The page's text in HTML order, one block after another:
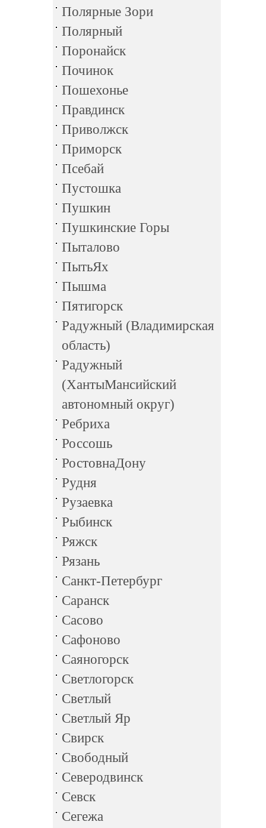
Полярные Зори
Полярный
Поронайск
Починок
Пошехонье
Правдинск
Приволжск
Приморск
Псебай
Пустошка
Пушкин
Пушкинские Горы
Пыталово
ПытьЯх
Пышма
Пятигорск
Радужный (Владимирская
область)
Радужный
(ХантыМансийский
автономный округ)
Ребриха
Россошь
РостовнаДону
Рудня
Рузаевка
Рыбинск
Ряжск
Рязань
Санкт-Петербург
Саранск
Сасово
Сафоново
Саяногорск
Светлогорск
Светлый
Светлый Яр
Свирск
Свободный
Северодвинск
Севск
Сегежа